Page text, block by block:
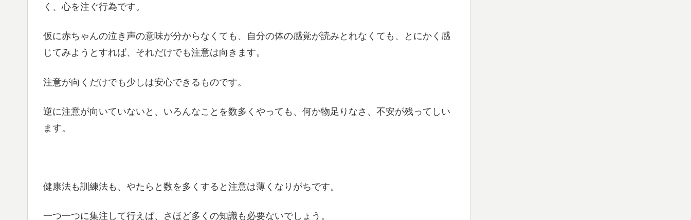
く、心を注ぐ行為です。
仮に赤ちゃんの泣き声の意味が分からなくても、自分の体の感覚が読みとれなくても、とにかく感
じてみようとすれば、それだけでも注意は向きます。
注意が向くだけでも少しは安心できるものです。
逆に注意が向いていないと、いろんなことを数多くやっても、何か物足りなさ、不安が残ってしい
ます。
健康法も訓練法も、やたらと数を多くすると注意は薄くなりがちです。
一つ一つに集注して行えば、さほど多くの知識も必要ないでしょう。